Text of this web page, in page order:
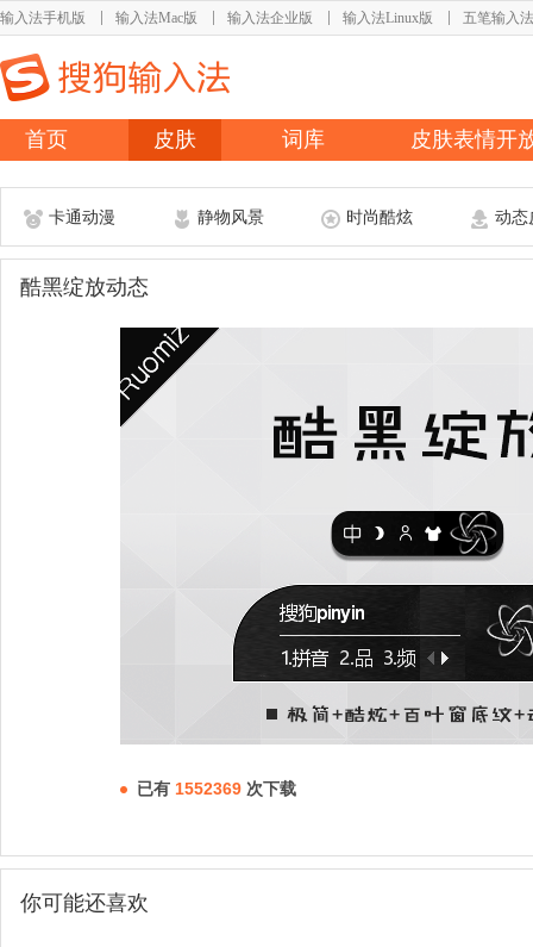
输入法手机版 输入法Mac版 输入法企业版 输入法Linux版 五笔输入法
首页 皮肤 词库 皮肤表情开
卡通动漫 静物风景 时尚酷炫 动态
酷黑绽放动态
已有 1552369 次下载
你可能还喜欢